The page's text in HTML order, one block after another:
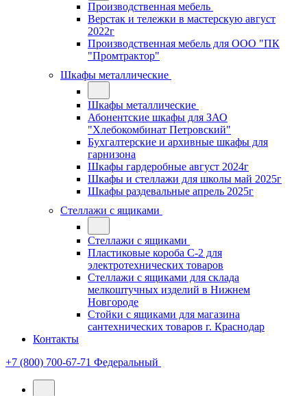
Производственная мебель
Верстак и тележки в мастерскую август
2022г
Производственная мебель для ООО "ПК
"Промтрактор"
Шкафы металлические
Шкафы металлические
Абонентские шкафы для ЗАО
"Хлебокомбинат Петровский"
Бухгалтерские и архивные шкафы для
гарнизона
Шкафы гардеробные август 2024г
Шкафы и стеллажи для школы май 2025г
Шкафы раздевальные апрель 2025г
Стеллажи с ящиками
Стеллажи с ящиками
Пластиковые короба С-2 для
электротехнических товаров
Стеллажи с ящиками для склада
мелкоштучных изделий в Нижнем
Новгороде
Стойки с ящиками для магазина
сантехнических товаров г. Краснодар
Контакты
+7 (800) 700-67-71 Федеральный